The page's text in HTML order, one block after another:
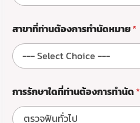
สาขาที่ท่านต้องการทำนัดหมาย*
การรักษาใดที่ท่านต้องการทำนัด *